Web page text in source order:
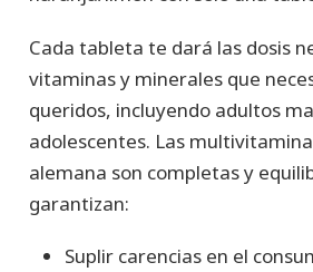
Cada tableta te dará las dosis
vitaminas y minerales que
queridos, incluyendo adultos
adolescentes. Las
alemana son completas y
garantizan:
Suplir carencias en el